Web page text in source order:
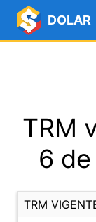
DOLAR
TRM
6
TRM